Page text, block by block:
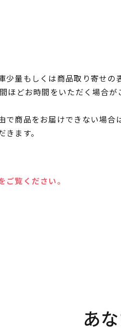
量もしくは商品取り寄せの
ほどお時間をいただく場合が
で商品をお届けできない場合
ます。
ご覧ください。
あ